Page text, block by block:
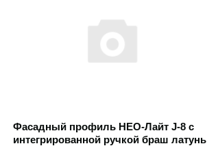
Фасадный профиль НЕО-Лайт J-8 с
интегрированной ручкой браш латунь